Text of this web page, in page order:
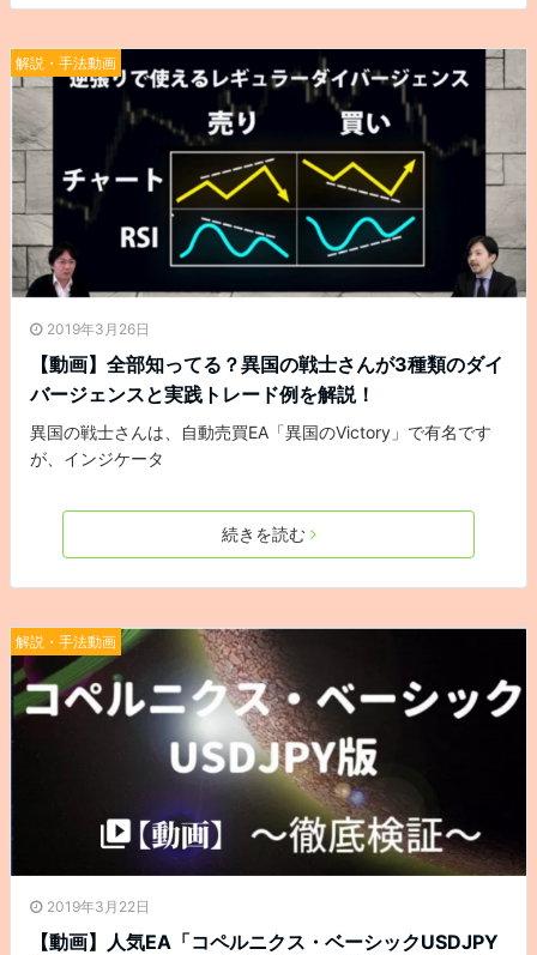
解説・手法動画
2019年3月26日
【動画】全部知ってる？異国の戦士さんが3種類のダイ
バージェンスと実践トレード例を解説！
異国の戦士さんは、自動売買EA「異国のVictory」で有名です
が、インジケータ
続きを読む
解説・手法動画
2019年3月22日
【動画】人気EA「コペルニクス・ベーシックUSDJPY